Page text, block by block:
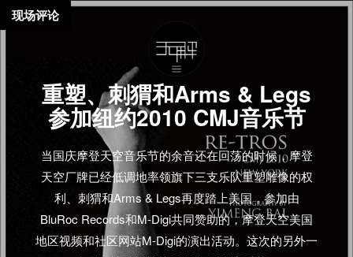
重塑、刺猬和Arms & Legs
参加纽约2010 CMJ音乐节
当国庆摩登天空音乐节的余音还在回荡的时候，摩登
天空厂牌已经低调地率领旗下三支乐队重塑雕像的权
利、刺猬和Arms & Legs再度踏上美国，参加由
BluRoc Records和M-Digi共同赞助的，摩登天空美国
地区视频和社区网站M-Digi的演出活动。这次的另外一
现场评论